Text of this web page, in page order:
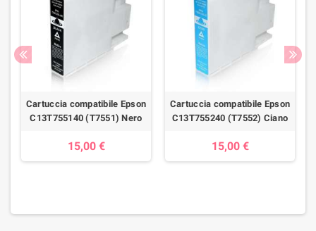
Cartuccia compatibile Epson
C13T755140 (T7551) Nero
15,00 €
Cartuccia compatibile Epson
C13T755240 (T7552) Ciano
15,00 €